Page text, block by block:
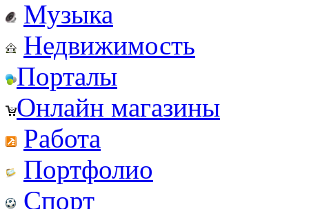
Музыка
Недвижимость
Порталы
Онлайн магазины
Работа
Портфолио
Спорт